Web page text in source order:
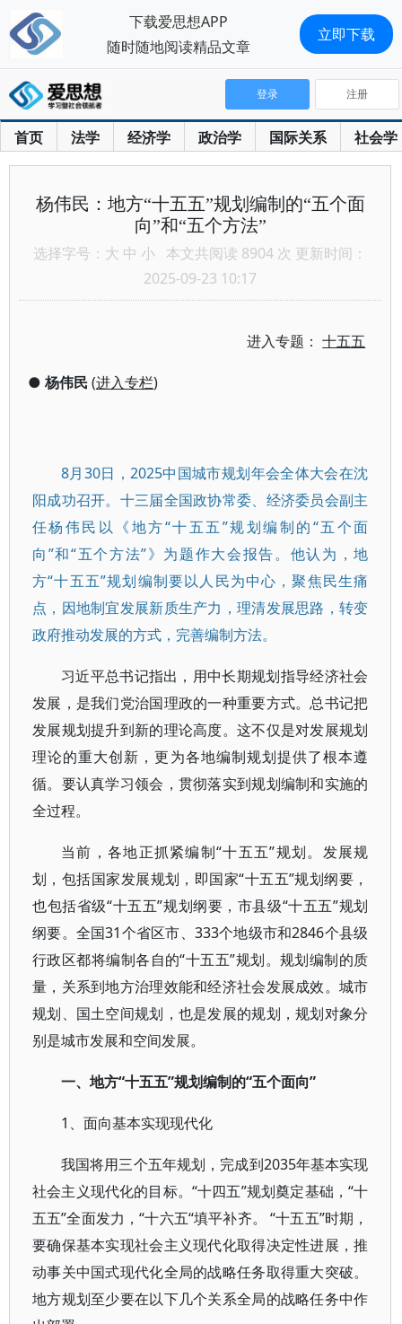
首页 法学 经济学 政治学 国际关系 社会学
登录 注册
杨伟民：地方“十五五”规划编制的“五个面
向”和“五个方法”
选择字号： 大 中 小 本文共阅读 8904 次 更新时间：
2025-09-23 10:17
进入专题：十五五
● 杨伟民(进入专栏)
8月30日，2025中国城市规划年会全体大会在沈
阳成功召开。十三届全国政协常委、经济委员会副主
任杨伟民以《地方“十五五”规划编制的“五个面
向”和“五个方法”》为题作大会报告。他认为，地
方“十五五”规划编制要以人民为中心，聚焦民生痛
点，因地制宜发展新质生产力，理清发展思路，转变
政府推动发展的方式，完善编制方法。
习近平总书记指出，用中长期规划指导经济社会
发展，是我们党治国理政的一种重要方式。总书记把
发展规划提升到新的理论高度。这不仅是对发展规划
理论的重大创新，更为各地编制规划提供了根本遵
循。要认真学习领会，贯彻落实到规划编制和实施的
全过程。
当前，各地正抓紧编制“十五五”规划。发展规
划，包括国家发展规划，即国家“十五五”规划纲要，
也包括省级“十五五”规划纲要，市县级“十五五”规划
纲要。全国31个省区市、333个地级市和2846个县级
行政区都将编制各自的“十五五”规划。规划编制的质
量，关系到地方治理效能和经济社会发展成效。城市
规划、国土空间规划，也是发展的规划，规划对象分
别是城市发展和空间发展。
一、地方“十五五”规划编制的“五个面向”
1、面向基本实现现代化
我国将用三个五年规划，完成到2035年基本实现
社会主义现代化的目标。“十四五”规划奠定基础，“十
五五”全面发力，“十六五“填平补齐。 “十五五”时期，
要确保基本实现社会主义现代化取得决定性进展，推
动事关中国式现代化全局的战略任务取得重大突破。
地方规划至少要在以下几个关系全局的战略任务中作
下载爱思想APP
随时随地阅读精品文章
立即下载